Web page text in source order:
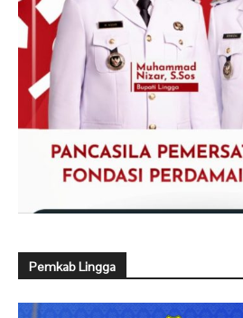
Pemkab Lingga